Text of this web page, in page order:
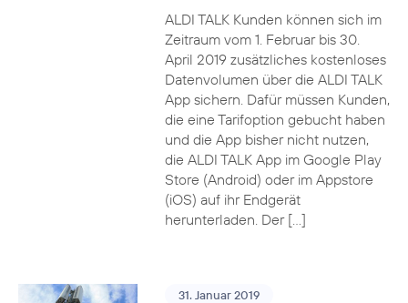
ALDI TALK Kunden können sich im
Zeitraum vom 1. Februar bis 30.
April 2019 zusätzliches kostenloses
Datenvolumen über die ALDI TALK
App sichern. Dafür müssen Kunden,
die eine Tarifoption gebucht haben
und die App bisher nicht nutzen,
die ALDI TALK App im Google Play
Store (Android) oder im Appstore
(iOS) auf ihr Endgerät
herunterladen. Der […]
31. Januar 2019